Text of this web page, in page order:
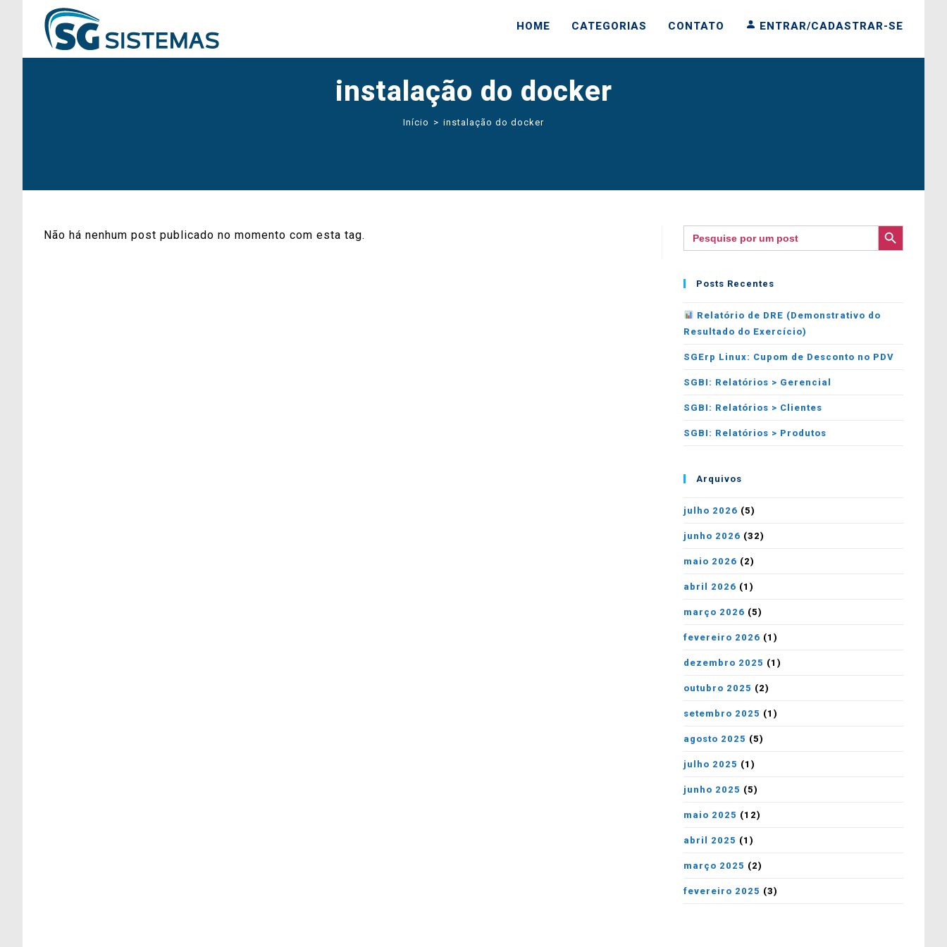
HOME CATEGORIAS CONTATO ENTRAR/CADASTRAR-SE
instalação do docker
Início > instalação do docker
Não há nenhum post publicado no momento com esta tag.
Search
for:
SEARCH BUTTON
Posts Recentes
Relatório de DRE (Demonstrativo do
Resultado do Exercício)
SGErp Linux: Cupom de Desconto no PDV
SGBI: Relatórios > Gerencial
SGBI: Relatórios > Clientes
SGBI: Relatórios > Produtos
Arquivos
julho 2026 (5)
junho 2026 (32)
maio 2026 (2)
abril 2026 (1)
março 2026 (5)
fevereiro 2026 (1)
dezembro 2025 (1)
outubro 2025 (2)
setembro 2025 (1)
agosto 2025 (5)
julho 2025 (1)
junho 2025 (5)
maio 2025 (12)
abril 2025 (1)
março 2025 (2)
fevereiro 2025 (3)